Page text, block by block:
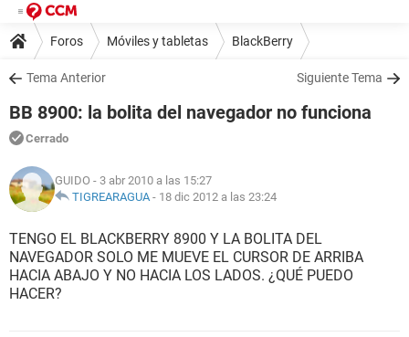
Foros Móviles y tabletas BlackBerry
Tema Anterior Siguiente Tema
BB 8900: la bolita del navegador no funciona
Cerrado
GUIDO - 3 abr 2010 a las 15:27
TIGREARAGUA- 18 dic 2012 a las 23:24
TENGO EL BLACKBERRY 8900 Y LA BOLITA DEL
NAVEGADOR SOLO ME MUEVE EL CURSOR DE ARRIBA
HACIA ABAJO Y NO HACIA LOS LADOS. ¿QUÉ PUEDO
HACER?